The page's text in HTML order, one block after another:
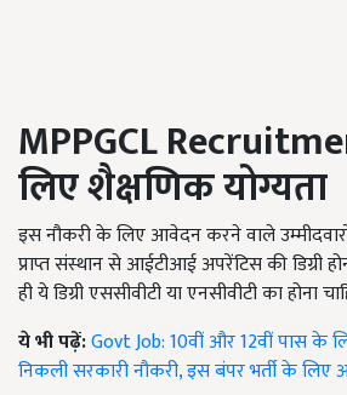
MPPGCL
लिए शैक्षणिक योग्यता
इस नौकरी के लिए आवेदन करने वाले
प्राप्त संस्थान से आईटीआई अपरेंटिस की डिग्री
ही ये डिग्री एससीवीटी या एनसीवीटी का होना
ये भी पढ़ें:Govt Job: 10वीं और 12वीं पास के
निकली सरकारी नौकरी, इस बंपर भर्ती के लिए